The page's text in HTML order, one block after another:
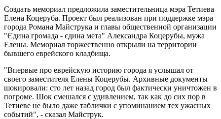
Создать мемориал предложила заместительница мэра Тетиева
Елена Коцеруба. Проект был реализован при поддержке мэра
города Романа Майструка и главы общественной организации
"Єдина громада - єдина мета" Александра Коцерубы, мужа
Елены. Мемориал торжественно открыли на территории
бывшего еврейского кладбища.
"Впервые про еврейскую историю города я услышал от
своего заместителя Елены Коцерубы. Архивные документы
шокировали: сто лет назад город был фактически уничтожен в
погроме. Шок смешался с удивлением, так как до сих пор в
Тетиеве не было даже таблички с упоминанием тех ужасных
событий", - сказал Майструк.